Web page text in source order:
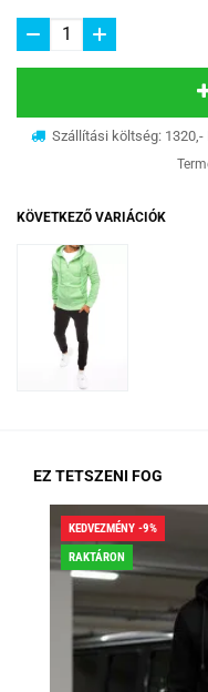
Szállítási költség: 1320,-
KÖVETKEZŐ VARIÁCIÓK
EZ TETSZENI FOG
KEDVEZMÉNY -9%
RAKTÁRON